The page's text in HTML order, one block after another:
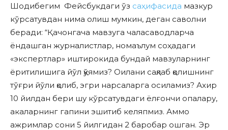
Шодибегим Фейсбукдаги ўз саҳифасида мазкур
кўрсатувдан нима олиш мумкин, деган саволни
беради: “Қачонгача мавзуга чаласаводларча
ёндашган журналистлар, номаълум соҳадаги
«экспертлар» иштирокида бундай мавзуларнинг
ёритилишига йўл қўямиз? Оилани сақлаб қолишнинг
тўғри йўли қолиб, эгри нарсаларга осиламиз? Ахир
10 йилдан бери шу кўрсатувдаги ёлғончи опалару,
акаларнинг гапини эшитиб келяпмиз. Аммо
ажримлар сони 5 йилгидан 2 баробар ошган. Эр